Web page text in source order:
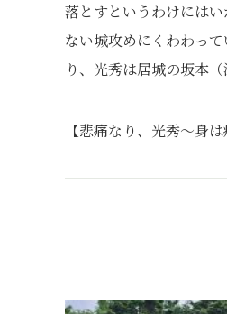
落とすというわけには
ない城攻めにくわわっ
り、光秀は居城の坂本
【悲痛なり、光秀～身